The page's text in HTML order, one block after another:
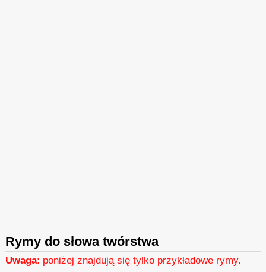
Rymy do słowa twórstwa
Uwaga: poniżej znajdują się tylko przykładowe rymy.